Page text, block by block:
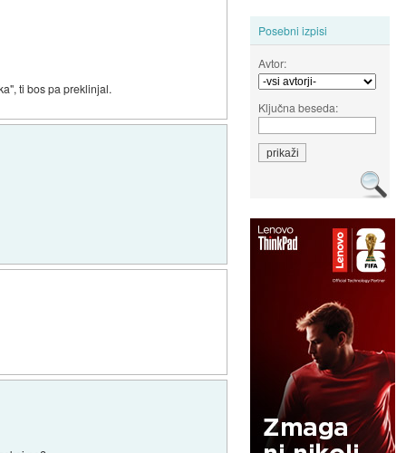
Posebni izpisi
Avtor:
Ključna beseda:
ti bos pa preklinjal.